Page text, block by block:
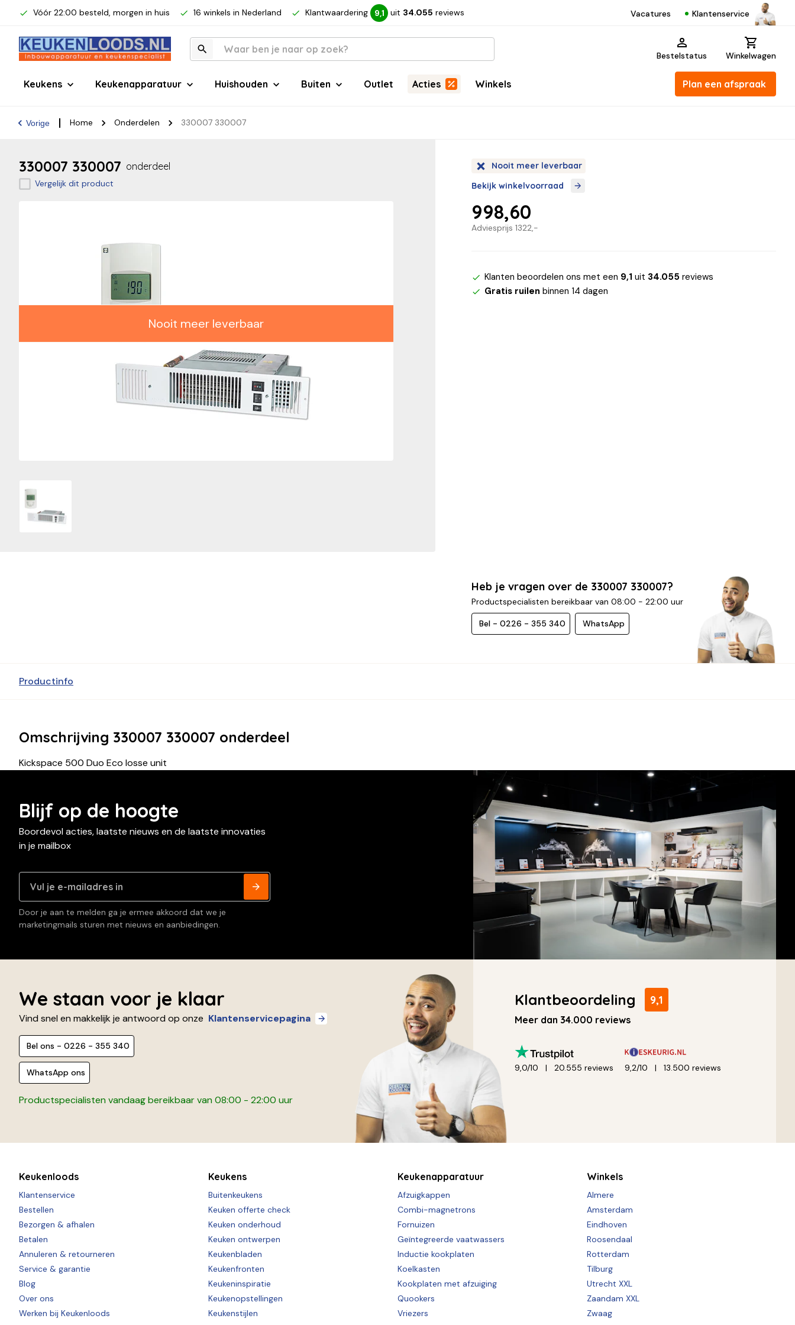
Vóór 22:00 besteld, morgen in huis 16 winkels in Nederland Klantwaardering 9,1 uit 34.055 reviews Vacatures Klantenservice
Bestelstatus Winkelwagen
Keukens Keukenapparatuur Huishouden Buiten Outlet Acties Winkels Plan een afspraak
Vorige Home Onderdelen 330007 330007
330007 330007 onderdeel
Vergelijk dit product
Nooit meer leverbaar
Nooit meer leverbaar
Bekijk winkelvoorraad
Adviesprijs1322,-
998,60
Klanten beoordelen ons met een 9,1 uit 34.055 reviews
Gratis ruilen binnen 14 dagen
Heb je vragen over de 330007 330007?
Productspecialisten bereikbaar van 08:00 - 22:00 uur
Bel - 0226 - 355 340 WhatsApp
Productinfo
Omschrijving 330007 330007 onderdeel
Kickspace 500 Duo Eco losse unit
Blijf op de hoogte
Boordevol acties, laatste nieuws en de laatste innovaties
in je mailbox
Door je aan te melden ga je ermee akkoord dat we je
marketingmails sturen met nieuws en aanbiedingen.
We staan voor je klaar
Vind snel en makkelijk je antwoord op onze Klantenservicepagina
Bel ons - 0226 - 355 340
WhatsApp ons
Productspecialisten vandaag bereikbaar van 08:00 - 22:00 uur
Klantbeoordeling 9,1
Meer dan 34.000 reviews
9,0/10 20.555 reviews 9,2/10 13.500 reviews
Keukenloods
Klantenservice
Bestellen
Bezorgen & afhalen
Betalen
Annuleren & retourneren
Service & garantie
Blog
Over ons
Werken bij Keukenloods
Keukens
Buitenkeukens
Keuken offerte check
Keuken onderhoud
Keuken ontwerpen
Keukenbladen
Keukenfronten
Keukeninspiratie
Keukenopstellingen
Keukenstijlen
Keukenapparatuur
Afzuigkappen
Combi-magnetrons
Fornuizen
Geïntegreerde vaatwassers
Inductie kookplaten
Koelkasten
Kookplaten met afzuiging
Quookers
Vriezers
Winkels
Almere
Amsterdam
Eindhoven
Roosendaal
Rotterdam
Tilburg
Utrecht XXL
Zaandam XXL
Zwaag